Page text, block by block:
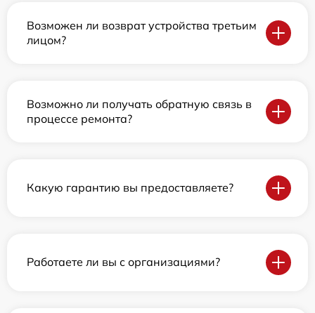
Возможен ли возврат устройства третьим
лицом?
Возможно ли получать обратную связь в
процессе ремонта?
Какую гарантию вы предоставляете?
Работаете ли вы с организациями?